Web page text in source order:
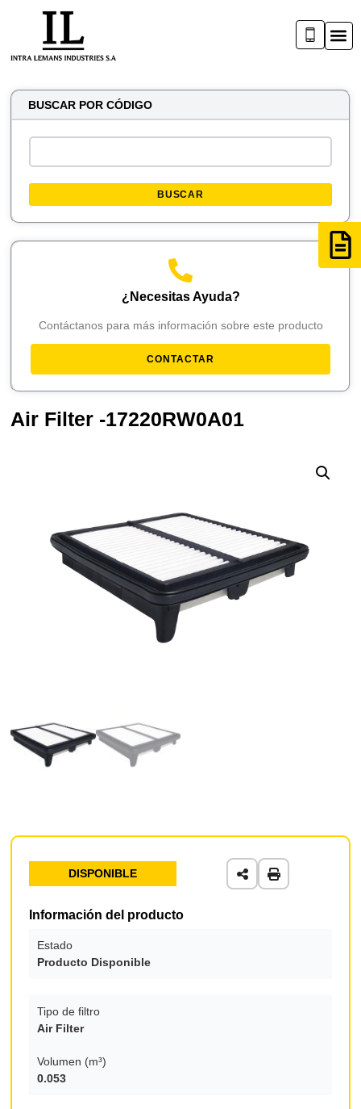
BUSCAR POR CÓDIGO
BUSCAR
¿Necesitas Ayuda?
Contáctanos para más información sobre este producto
CONTACTAR
Air Filter -17220RW0A01
DISPONIBLE
Información del producto
Estado
Producto Disponible
Tipo de filtro
Air Filter
Volumen (m³)
0.053